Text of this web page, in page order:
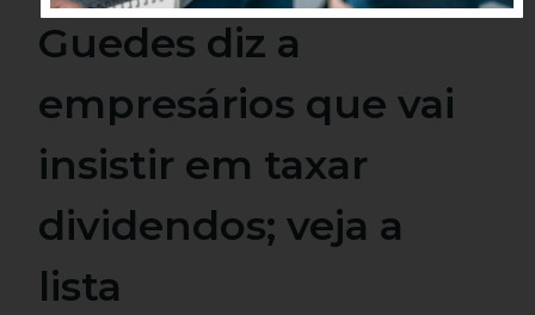
Guedes diz a
empresários que vai
insistir em taxar
dividendos; veja a
lista